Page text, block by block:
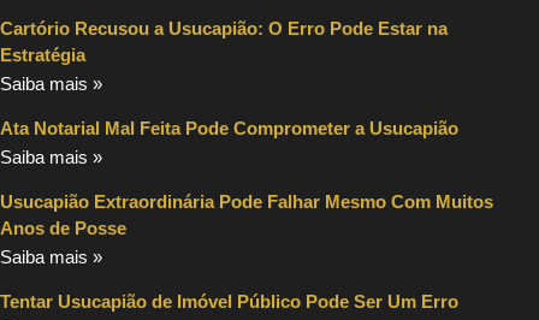
Cartório Recusou a Usucapião: O Erro Pode Estar na
Estratégia
Saiba mais »
Ata Notarial Mal Feita Pode Comprometer a Usucapião
Saiba mais »
Usucapião Extraordinária Pode Falhar Mesmo Com Muitos
Anos de Posse
Saiba mais »
Tentar Usucapião de Imóvel Público Pode Ser Um Erro